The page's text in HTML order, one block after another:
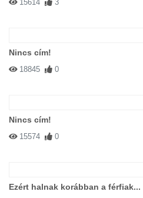
15614 3
Nincs cím!
18845 0
Nincs cím!
15574 0
Ezért halnak korábban a férfiak...